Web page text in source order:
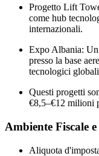
Progetto Lift
come hub
internazionali.
Expo Albania:
presso la base
tecnologici
Questi progetti
€8,5–€12 milioni
Ambiente Fiscale
Aliquota